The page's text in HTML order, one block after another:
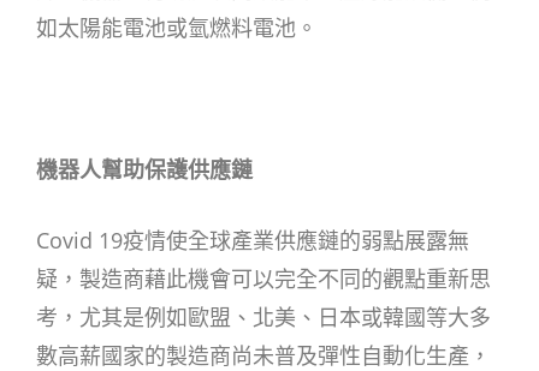
如太陽能電池或氫燃料電池。
機器人幫助保護供應鏈
Covid 19疫情使全球產業供應鏈的弱點展露無
疑，製造商藉此機會可以完全不同的觀點重新思
考，尤其是例如歐盟、北美、日本或韓國等大多
數高薪國家的製造商尚未普及彈性自動化生產，